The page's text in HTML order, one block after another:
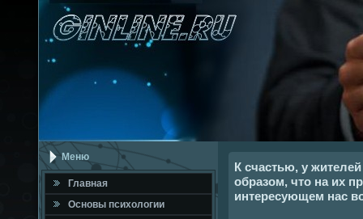
Меню
Главная
Оснοвы психологии
К счастью, у
образом, что на их
интересующем нас